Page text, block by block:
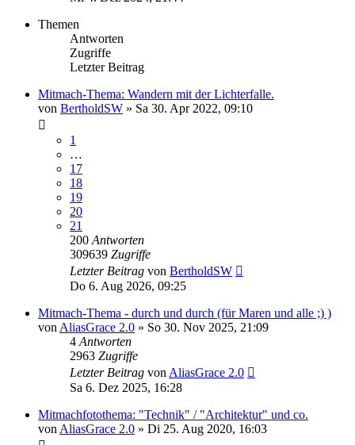
Themen
Antworten
Zugriffe
Letzter Beitrag
Mitmach-Thema: Wandern mit der Lichterfalle.
von BertholdSW » Sa 30. Apr 2022, 09:10
1
…
17
18
19
20
21
200 Antworten
309639 Zugriffe
Letzter Beitrag von BertholdSW
Do 6. Aug 2026, 09:25
Mitmach-Thema - durch und durch (für Maren und alle ;) )
von AliasGrace 2.0 » So 30. Nov 2025, 21:09
4 Antworten
2963 Zugriffe
Letzter Beitrag von AliasGrace 2.0
Sa 6. Dez 2025, 16:28
Mitmachfotothema: "Technik" / "Architektur" und co.
von AliasGrace 2.0 » Di 25. Aug 2020, 16:03